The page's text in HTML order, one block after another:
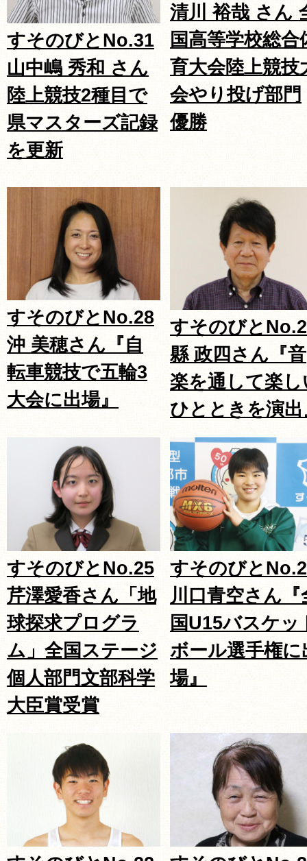
すそのびとNo.31
山中嶋 秀和 さん
陸上競技2種目で
県マスターズ記録
を更新
清川 裕哉 さん
国高等学校総合
育大会陸上競技
会やり投げ部門
優勝
すそのびとNo.28
沖 美穂さん『自
転車競技で五輪3
大会に出場』
すそのびと
縣 政四さん『音
楽を通して楽し
ひとときを演出
すそのびとNo.25
芹澤愛香さん「地
球探求プログラ
ム」全国ステージ
個人部門文部科学
大臣賞受賞
すそのびと
川口青空さん『
国U15バスケッ
ボール選手権に
場』